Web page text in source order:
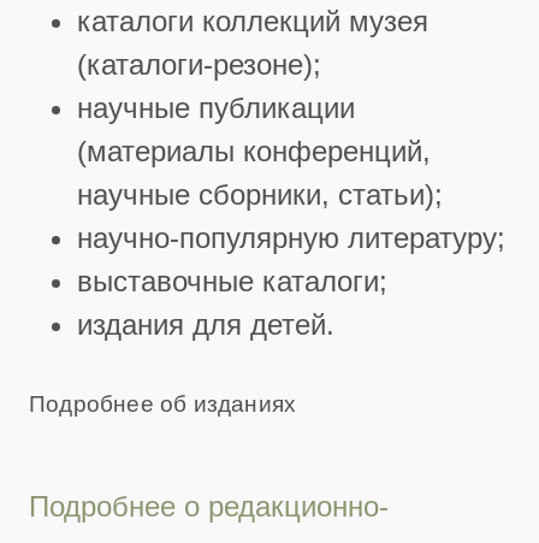
каталоги коллекций музея
(каталоги-резоне);
научные публикации
(материалы конференций,
научные сборники, статьи);
научно-популярную литературу;
выставочные каталоги;
издания для детей.
Подробнее об изданиях
Подробнее о редакционно-